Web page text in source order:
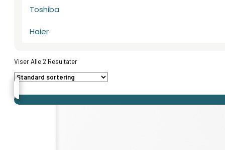
Toshiba
Haier
Viser Alle 2 Resultater